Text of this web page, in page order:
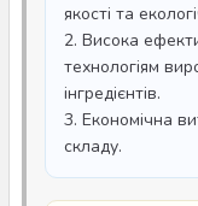
якості та
2. Висока
технологіям
інгредієнтів.
3. Економічна
складу.